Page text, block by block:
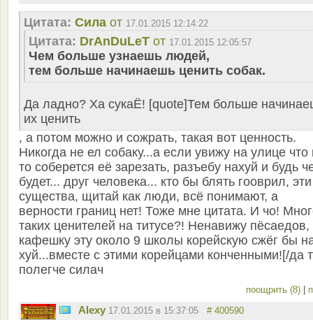
Цитата: Сила от 17.01.2015 12:14:22
Цитата: DrAnDuLeT от 17.01.2015 12:05:57
Чем больше узнаешь людей,
тем больше начинаешь ценить собак.
Да ладно? Ха сукаЁ! [quote]Тем больше
их ценить
, а потом можно и сожрать, такая вот ценность.
Никогда не ел собаку...а если увижу на улице что
то соберется её зарезать, разъебу нахуй и будь
будет... друг человека... кто бы блять гооврил, эти
существа, щитай как люди, всё понимают, а
верности границ нет! Тоже мне цитата. И чо!
таких ценителей на титусе?! Ненавижу пёсаедов,
кафешку эту около 9 школы корейскую сжёг бы
хуй...вместе с этими корейцами конченными![/да
полегче силач
поощрить (8)
Alexy 17.01.2015 в 15:37:05 # 400590